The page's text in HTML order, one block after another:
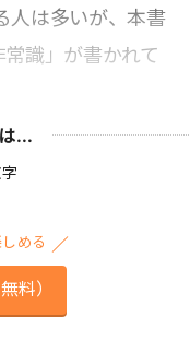
人は多いが、本書
識」が書かれて
...
める
料）